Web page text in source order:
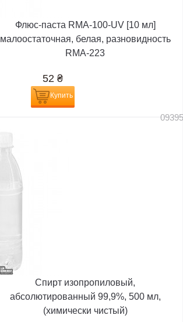
Флюс-паста RMA-100-UV [10 мл]
малоостаточная, белая, разновидность
RMA-223
52 ₴
Купить
Спирт изопропиловый,
абсолютированный 99,9%, 500 мл,
(химически чистый)